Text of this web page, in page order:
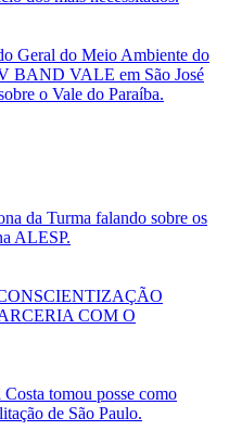
Geral do Meio Ambiente do
BAND VALE em São José
o Vale do Paraíba.
da Turma falando sobre os
ALESP.
COM O
tomou posse como
de São Paulo.